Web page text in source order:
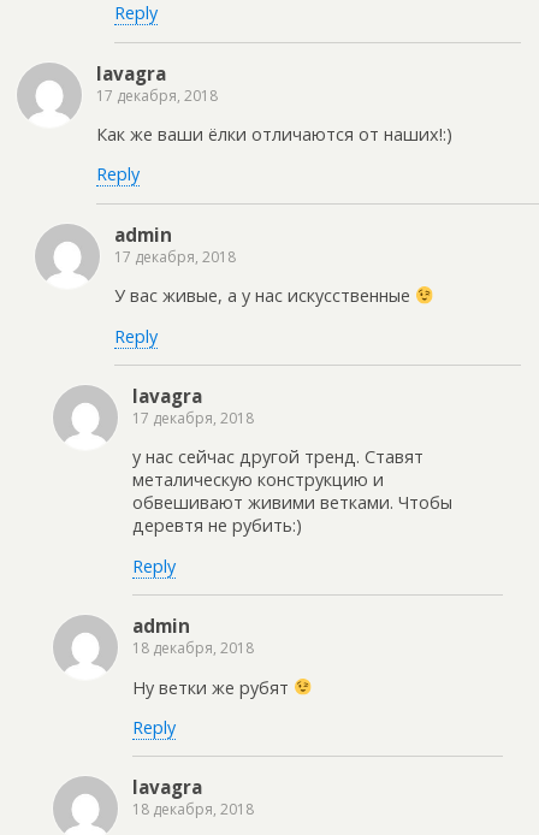
Reply
lavagra
17 декабря, 2018
Как же ваши ёлки отличаются от наших!:)
Reply
admin
17 декабря, 2018
У вас живые, а у нас искусственные
Reply
lavagra
17 декабря, 2018
у нас сейчас другой тренд. Ставят
металическую конструкцию и
обвешивают живими ветками. Чтобы
деревтя не рубить:)
Reply
admin
18 декабря, 2018
Ну ветки же рубят
Reply
lavagra
18 декабря, 2018